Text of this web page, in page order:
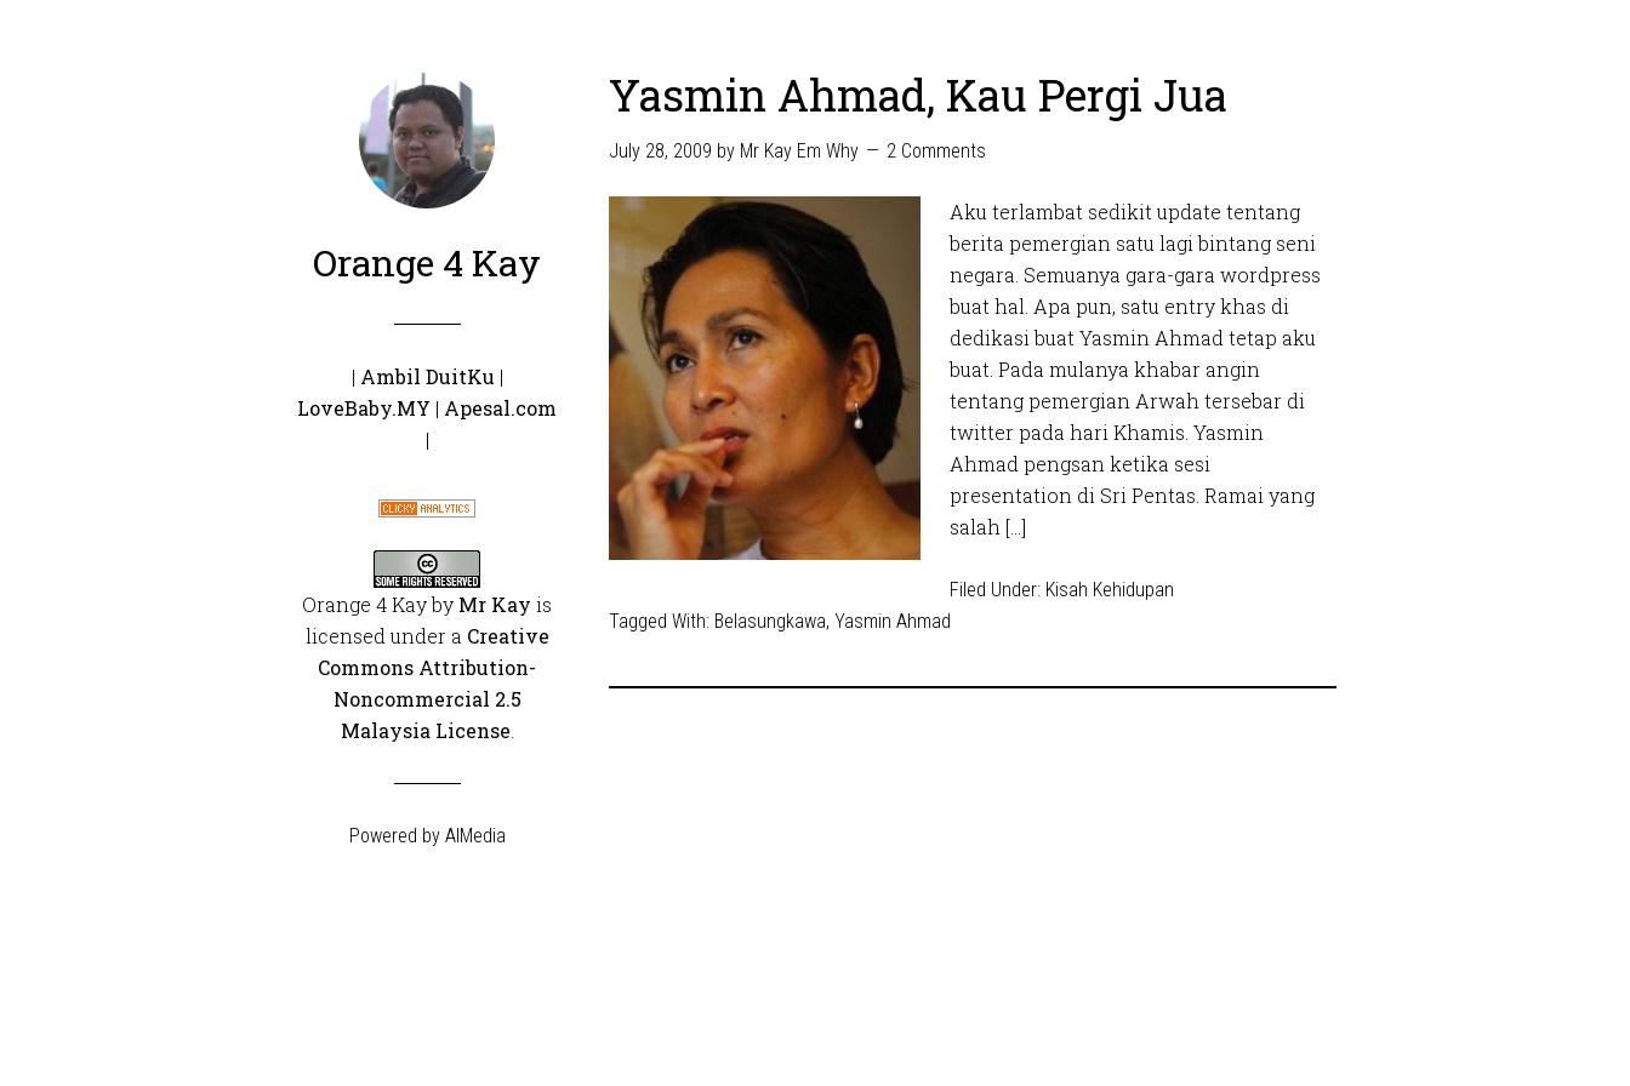
Orange 4 Kay
| Ambil DuitKu |
LoveBaby.MY | Apesal.com
|
Orange 4 Kayby Mr Kay is
licensed under a Creative
Commons Attribution-
Noncommercial 2.5
Malaysia License
Powered by AIMedia
Yasmin Ahmad, Kau Pergi Jua
July 28, 2009 by Mr Kay Em Why 2 Comments
Aku terlambat sedikit update tentang
berita pemergian satu lagi bintang seni
negara. Semuanya gara-gara wordpress
buat hal. Apa pun, satu entry khas di
dedikasi buat Yasmin Ahmad tetap aku
buat. Pada mulanya khabar angin
tentang pemergian Arwah tersebar di
twitter pada hari Khamis. Yasmin
Ahmad pengsan ketika sesi
presentation di Sri Pentas. Ramai yang
salah […]
Filed Under: Kisah Kehidupan
Tagged With: Belasungkawa, Yasmin Ahmad